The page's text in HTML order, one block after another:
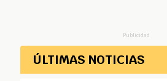
Publicidad
ÚLTIMAS NOTICIAS